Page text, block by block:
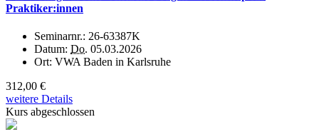
Praktiker:innen
Seminarnr.: 26-63387K
Datum: Do. 05.03.2026
Ort: VWA Baden in Karlsruhe
312,00 €
weitere Details
Kurs abgeschlossen